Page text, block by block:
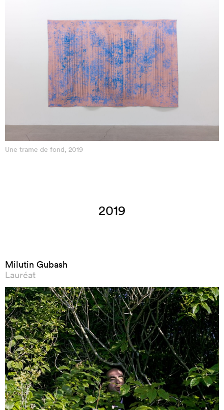
Une trame de fond, 2019
2019
Milutin Gubash
Lauréat